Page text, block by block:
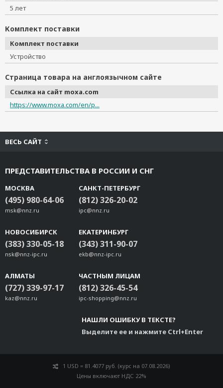
5 лет
Комплект поставки
Комплект поставки
Устройство
Страница товара на англоязычном сайте
Ссылка на сайт moxa.com
https://www.moxa.com/en/p...
ВЕСЬ САЙТ
ПРЕДСТАВИТЕЛЬСТВА В РОССИИ И СНГ
МОСКВА
(495) 980-64-06
msk@nnz.ru
САНКТ-ПЕТЕРБУРГ
(812) 326-20-02
ipc@nnz.ru
НОВОСИБИРСК
(383) 330-05-18
nsk@nnz-ipc.ru
ЕКАТЕРИНБУРГ
(343) 311-90-07
ekb@nnz-ipc.ru
АЛМАТЫ
(727) 339-97-17
kaz@nnz.ru
ЧАСТНЫМ ЛИЦАМ
(812) 326-45-54
ipc-shopping@nnz.ru
НАШЛИ ОШИБКУ В ТЕКСТЕ?
Выделите ее и нажмите Ctrl+Enter
1 USD = 81.4077 руб. (курс на 07.08.2026)
Цены включают НДС 22%